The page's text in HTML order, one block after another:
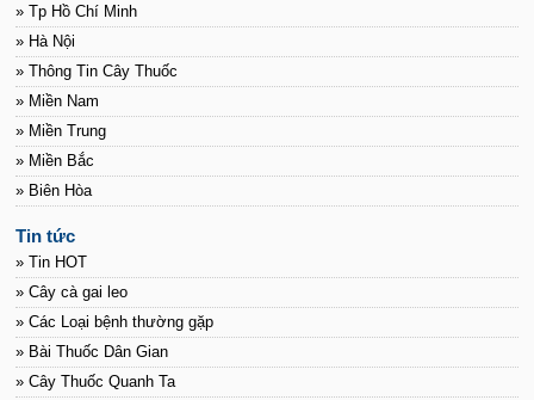
» Tp Hồ Chí Minh
» Hà Nội
» Thông Tin Cây Thuốc
» Miền Nam
» Miền Trung
» Miền Bắc
» Biên Hòa
Tin tức
» Tin HOT
» Cây cà gai leo
» Các Loại bệnh thường gặp
» Bài Thuốc Dân Gian
» Cây Thuốc Quanh Ta